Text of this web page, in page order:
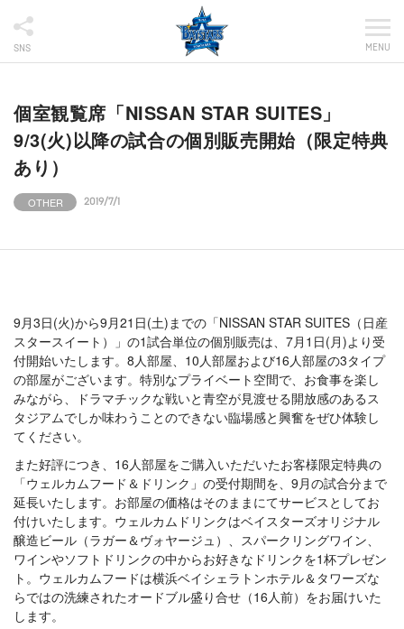
SNS MENU
個室観覧席「NISSAN STAR SUITES」
9/3(火)以降の試合の個別販売開始（限定特典
あり）
OTHER 2019/7/1
9月3日(火)から9月21日(土)までの「NISSAN STAR SUITES（日産
スタースイート）」の1試合単位の個別販売は、7月1日(月)より受
付開始いたします。8人部屋、10人部屋および16人部屋の3タイプ
の部屋がございます。特別なプライベート空間で、お食事を楽し
みながら、ドラマチックな戦いと青空が見渡せる開放感のあるス
タジアムでしか味わうことのできない臨場感と興奮をぜひ体験し
てください。
また好評につき、16人部屋をご購入いただいたお客様限定特典の
「ウェルカムフード＆ドリンク」の受付期間を、9月の試合分まで
延長いたします。お部屋の価格はそのままにてサービスとしてお
付けいたします。ウェルカムドリンクはベイスターズオリジナル
醸造ビール（ラガー＆ヴォヤージュ）、スパークリングワイン、
ワインやソフトドリンクの中からお好きなドリンクを1杯プレゼン
ト。ウェルカムフードは横浜ベイシェラトンホテル＆タワーズな
らではの洗練されたオードブル盛り合せ（16人前）をお届けいた
します。